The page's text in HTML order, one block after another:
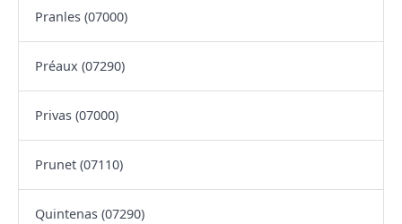
Pranles (07000)
Préaux (07290)
Privas (07000)
Prunet (07110)
Quintenas (07290)